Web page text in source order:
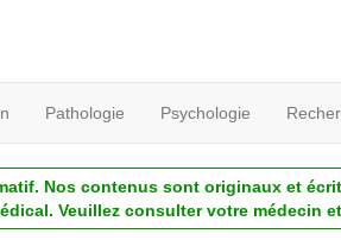
Pathologie Psychologie
Nos contenus sont originaux et
Veuillez consulter votre médecin